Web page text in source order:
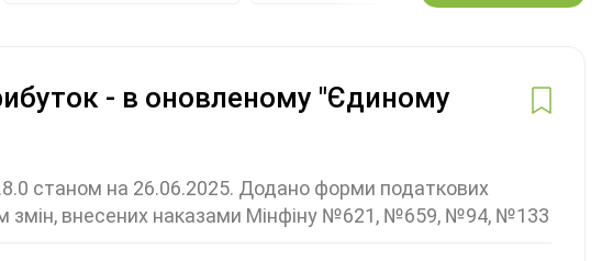
- в оновленому "Єдиному
станом на 26.06.2025. Додано форми податкових
змін, внесених наказами Мінфіну №621, №659, №94, №133